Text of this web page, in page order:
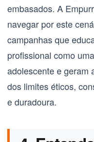
embasados. A
navegar por este
campanhas que
profissional como
adolescente e geram
dos limites éticos,
e duradoura.